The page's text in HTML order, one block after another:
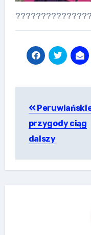
wpisu
przygody ciąg
dalszy